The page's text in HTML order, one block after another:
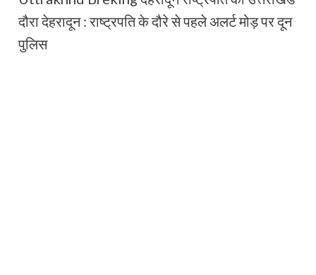
दौरा देहरादून : राष्ट्रपति के दौरे से पहले अलर्ट मोड़ पर दून
पुलिस